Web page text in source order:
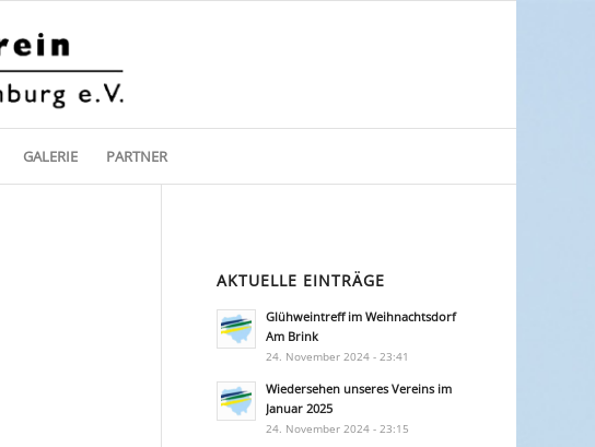
GALERIE PARTNER
AKTUELLE EINTRÄGE
Glühweintreff im Weihnachtsdorf
Am Brink
24. November 2024 - 23:41
Wiedersehen unseres Vereins im
Januar 2025
24. November 2024 - 23:15